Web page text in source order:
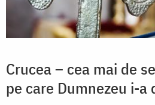
Crucea – cea mai de
pe care Dumnezeu i-